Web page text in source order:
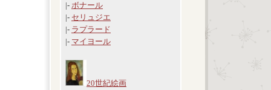
|- ボナール
|- セリュジエ
|- ラプラード
|- マイヨール
20世紀絵画